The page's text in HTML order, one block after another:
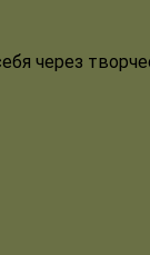
через